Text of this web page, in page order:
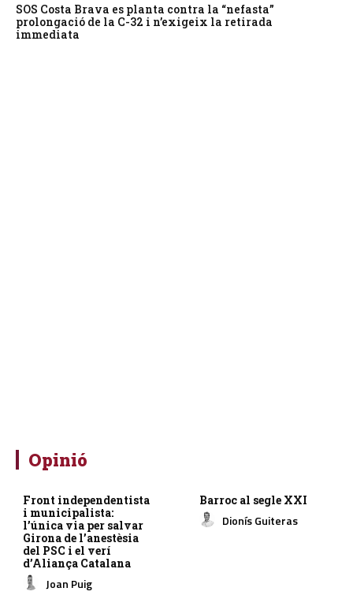
SOS Costa Brava es planta contra la “nefasta”
prolongació de la C-32 i n’exigeix la retirada
immediata
Opinió
Front independentista
i municipalista:
l’única via per salvar
Girona de l’anestèsia
del PSC i el verí
d’Aliança Catalana
Joan Puig
Barroc al segle XXI
Dionís Guiteras